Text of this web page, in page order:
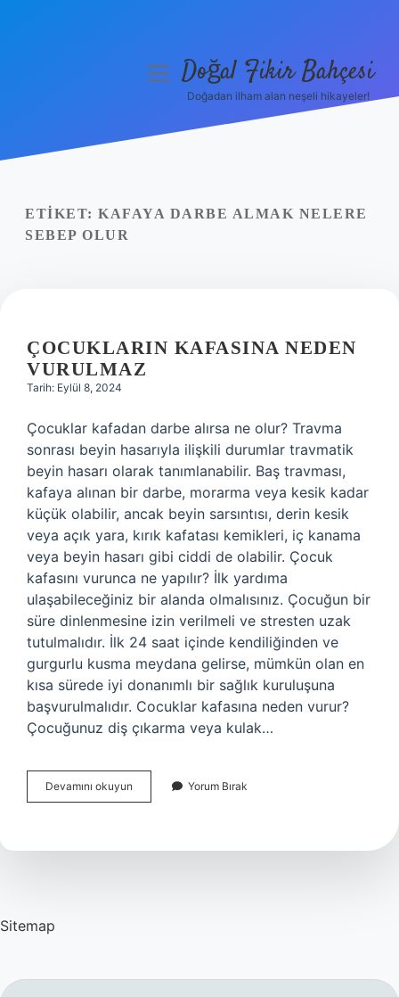
Yasal Uyarı
menüyüDoğal Fikir Bahçesi
Doğadan ilham alan neşeli hikayeler!
ETIKET: KAFAYA DARBE ALMAK NELERE
SEBEP OLUR
ÇOCUKLARIN KAFASINA NEDEN
VURULMAZ
Tarih: Eylül 8, 2024
Çocuklar kafadan darbe alırsa ne olur? Travma
sonrası beyin hasarıyla ilişkili durumlar travmatik
beyin hasarı olarak tanımlanabilir. Baş travması,
kafaya alınan bir darbe, morarma veya kesik kadar
küçük olabilir, ancak beyin sarsıntısı, derin kesik
veya açık yara, kırık kafatası kemikleri, iç kanama
veya beyin hasarı gibi ciddi de olabilir. Çocuk
kafasını vurunca ne yapılır? İlk yardıma
ulaşabileceğiniz bir alanda olmalısınız. Çocuğun bir
süre dinlenmesine izin verilmeli ve stresten uzak
tutulmalıdır. İlk 24 saat içinde kendiliğinden ve
gurgurlu kusma meydana gelirse, mümkün olan en
kısa sürede iyi donanımlı bir sağlık kuruluşuna
başvurulmalıdır. Cocuklar kafasına neden vurur?
Çocuğunuz diş çıkarma veya kulak…
Devamını okuyun Çocukların
Kafasına
Yorum Bırak
Sitemap